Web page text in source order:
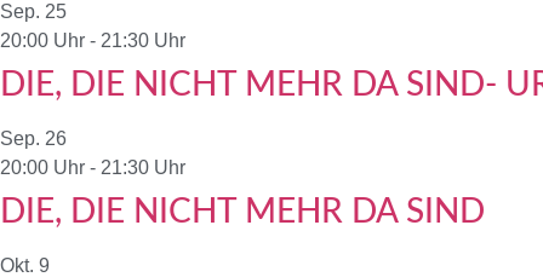
Sep. 25
20:00 Uhr - 21:30 Uhr
DIE, DIE NICHT MEHR DA SIND-
Sep. 26
20:00 Uhr - 21:30 Uhr
DIE, DIE NICHT MEHR DA SIND
Okt. 9